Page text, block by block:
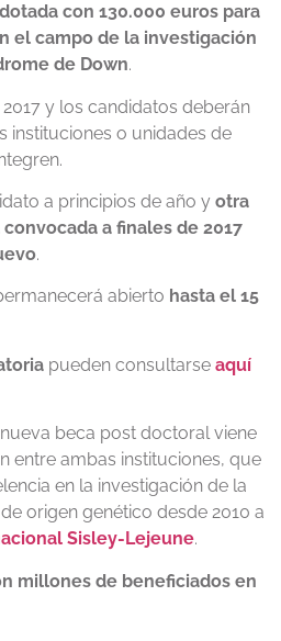
con 130.000 euros para
el campo de la investigación
de Down.
y los candidatos deberán
instituciones o unidades de
a principios de año y otra
a finales de 2017
.
abierto hasta el 15
pueden consultarse aquí
beca post doctoral viene
entre ambas instituciones, que
en la investigación de la
origen genético desde 2010 a
Sisley-Lejeune.
millones de beneficiados en